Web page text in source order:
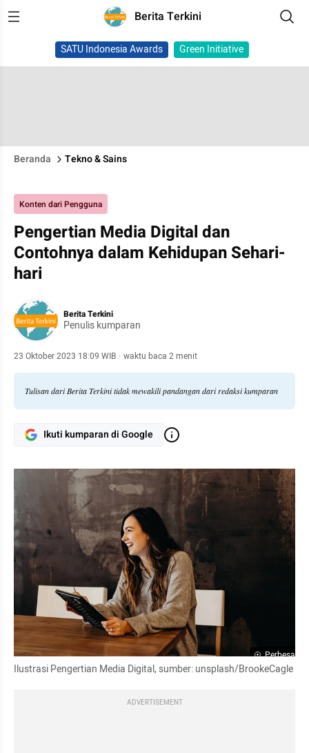
Berita Terkini
SATU Indonesia Awards Green Initiative
Beranda Tekno & Sains
Konten dari Pengguna
Pengertian Media Digital dan
Contohnya dalam Kehidupan Sehari-
hari
Berita Terkini
Penulis kumparan
23 Oktober 2023 18:09 WIB · waktu baca 2 menit
Tulisan dari Berita Terkini tidak mewakili pandangan dari redaksi kumparan
Ikuti kumparan di Google
Perbesar
Ilustrasi Pengertian Media Digital, sumber: unsplash/BrookeCagle
ADVERTISEMENT